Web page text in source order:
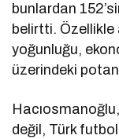
bunlardan
belirtti. Özellikle
yoğunluğu,
üzerindeki
değil, Türk